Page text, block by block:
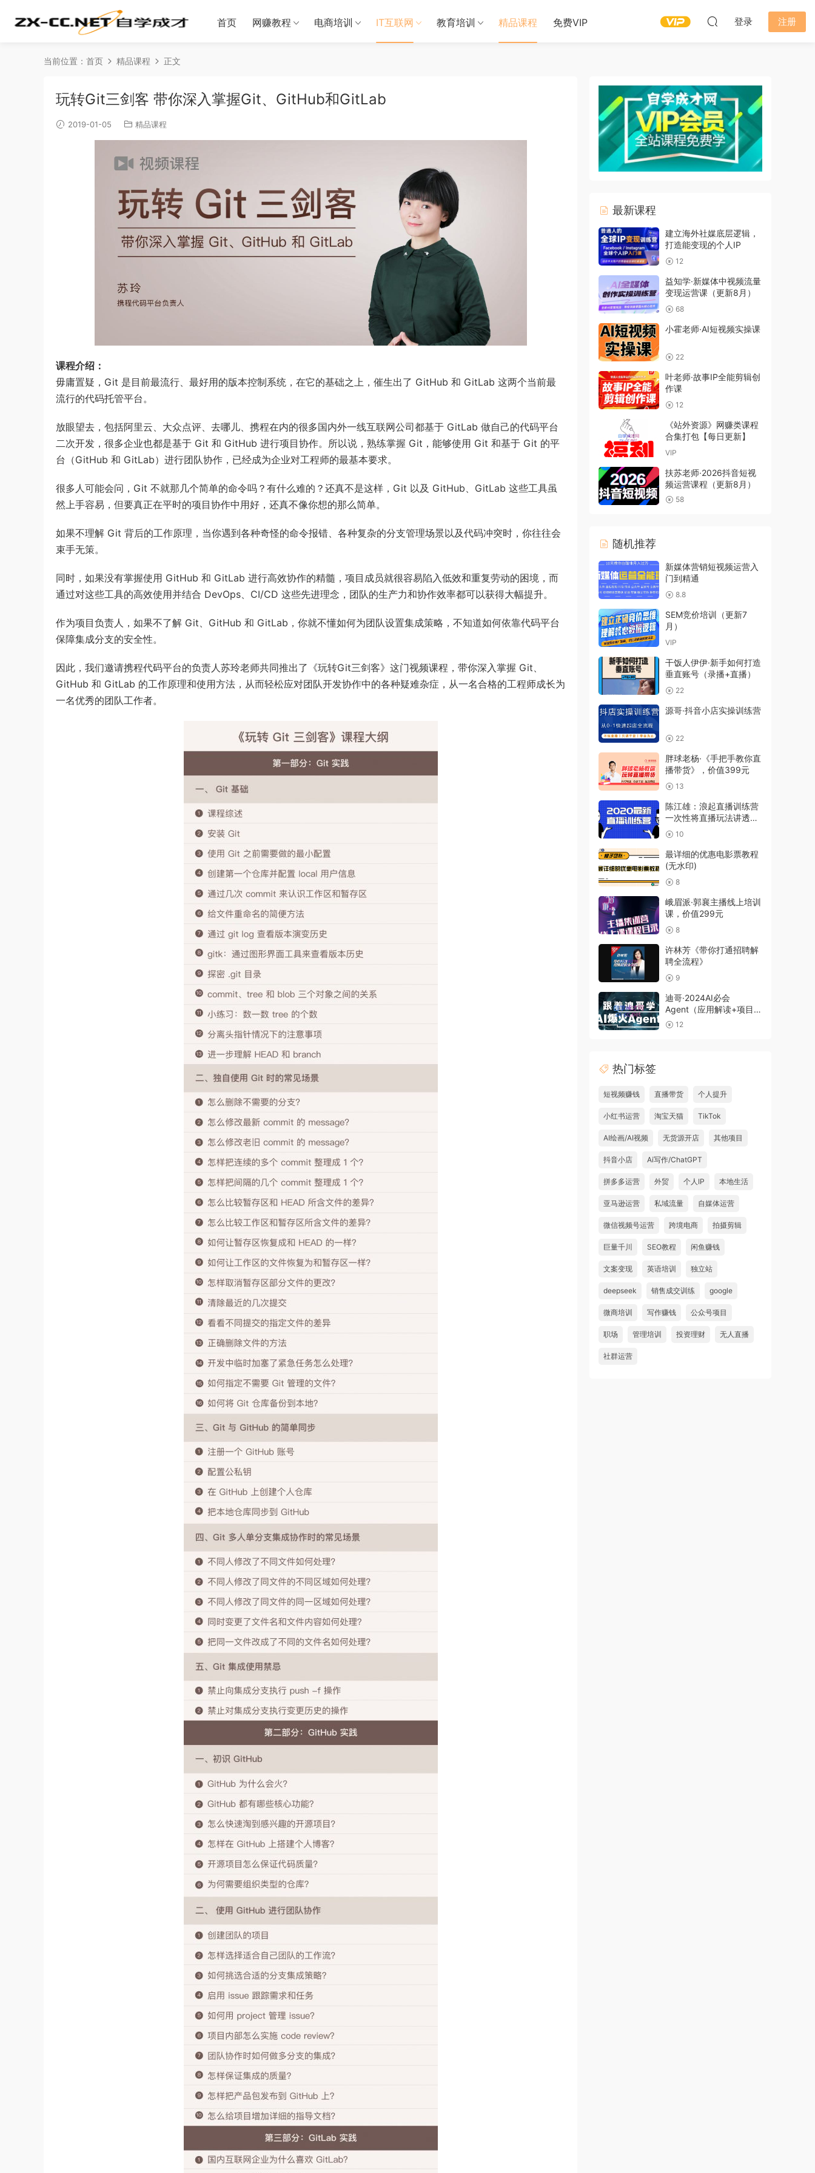
首页 网赚教程 电商培训 IT互联网 教育培训 精品课程 免费VIP 登录 注册
当前位置： 首页 精品课程 正文
玩转Git三剑客 带你深入掌握Git、GitHub和GitLab
2019-01-05 精品课程
课程介绍：
毋庸置疑，Git 是目前最流行、最好用的版本控制系统，在它的基础之上，催生出了 GitHub 和 GitLab 这两个当前最
流行的代码托管平台。
放眼望去，包括阿里云、大众点评、去哪儿、携程在内的很多国内外一线互联网公司都基于 GitLab 做自己的代码平台
二次开发，很多企业也都是基于 Git 和 GitHub 进行项目协作。所以说，熟练掌握 Git，能够使用 Git 和基于 Git 的平
台（GitHub 和 GitLab）进行团队协作，已经成为企业对工程师的最基本要求。
很多人可能会问，Git 不就那几个简单的命令吗？有什么难的？还真不是这样，Git 以及 GitHub、GitLab 这些工具虽
然上手容易，但要真正在平时的项目协作中用好，还真不像你想的那么简单。
如果不理解 Git 背后的工作原理，当你遇到各种奇怪的命令报错、各种复杂的分支管理场景以及代码冲突时，你往往会
束手无策。
同时，如果没有掌握使用 GitHub 和 GitLab 进行高效协作的精髓，项目成员就很容易陷入低效和重复劳动的困境，而
通过对这些工具的高效使用并结合 DevOps、CI/CD 这些先进理念，团队的生产力和协作效率都可以获得大幅提升。
作为项目负责人，如果不了解 Git、GitHub 和 GitLab，你就不懂如何为团队设置集成策略，不知道如何依靠代码平台
保障集成分支的安全性。
因此，我们邀请携程代码平台的负责人苏玲老师共同推出了《玩转Git三剑客》这门视频课程，带你深入掌握 Git、
GitHub 和 GitLab 的工作原理和使用方法，从而轻松应对团队开发协作中的各种疑难杂症，从一名合格的工程师成长为
一名优秀的团队工作者。
最新课程
建立海外社媒底层逻辑，
打造能变现的个人IP
12
益知学·新媒体中视频流量
变现运营课（更新8月）
68
小霍老师·AI短视频实操课
22
叶老师·故事IP全能剪辑创
作课
12
《站外资源》网赚类课程
合集打包【每日更新】
VIP
扶苏老师·2026抖音短视
频运营课程（更新8月）
58
随机推荐
新媒体营销短视频运营入
门到精通
8.8
SEM竞价培训（更新7
月）
VIP
干饭人伊伊·新手如何打造
垂直账号（录播+直播）
22
源哥·抖音小店实操训练营
22
胖球老杨·《手把手教你直
播带货》，价值399元
13
陈江雄：浪起直播训练营
一次性将直播玩法讲透，
让你通过直播快速弯道超
车
10
最详细的优惠电影票教程
(无水印)
8
峨眉派·郭襄主播线上培训
课，价值299元
8
许林芳《带你打通招聘解
聘全流程》
9
迪哥·2024AI必会
Agent（应用解读+项目实
战）精讲班
12
热门标签
短视频赚钱 直播带货 个人提升
小红书运营 淘宝天猫 TikTok
AI绘画/AI视频 无货源开店 其他项目
抖音小店 Ai写作/ChatGPT
拼多多运营 外贸 个人IP 本地生活
亚马逊运营 私域流量 自媒体运营
微信视频号运营 跨境电商 拍摄剪辑
巨量千川 SEO教程 闲鱼赚钱
文案变现 英语培训 独立站
deepseek 销售成交训练 google
微商培训 写作赚钱 公众号项目
职场 管理培训 投资理财 无人直播
社群运营